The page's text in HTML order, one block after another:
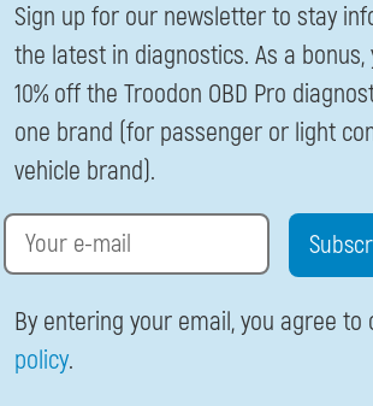
Sign up for our newsletter to stay
the latest in diagnostics. As a bonus,
10% off the Troodon OBD Pro
one brand (for passenger or light
vehicle brand).
Email
By entering your email, you agree to
policy.